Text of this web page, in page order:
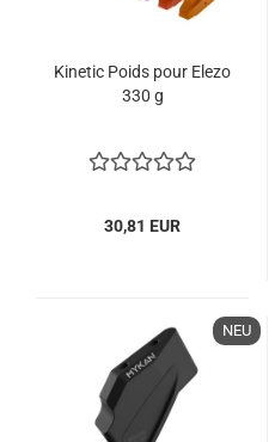
Kinetic Poids pour Elezo
330 g
30,81 EUR
NEU